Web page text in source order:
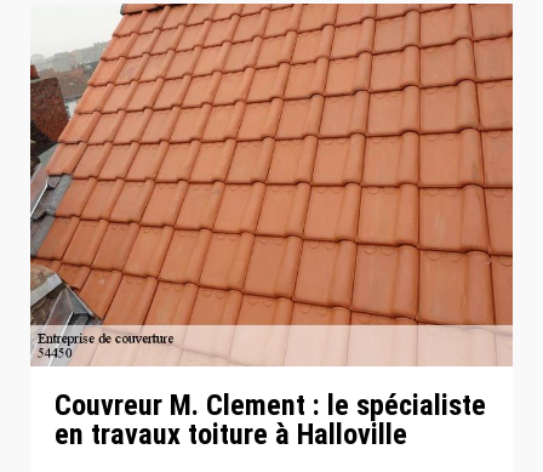
Couvreur M. Clement : le spécialiste
en travaux toiture à Halloville